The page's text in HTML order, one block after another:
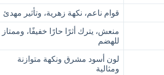
قوام ناعم، نكهة زهرية، وتأثير مهدئ
منعش، يترك أثرًا حارًا خفيفًا، وممتاز
للهضم
لون أسود مشرق ونكهة متوازنة
ومثالية